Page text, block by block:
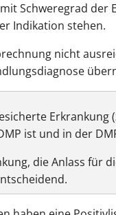
Schweregrad
Indikation stehen.
nicht
Erkrankung
ist und in der
die Anlass für